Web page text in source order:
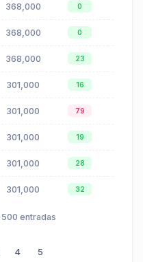
368,000 0
368,000 0
368,000 23
301,000 16
301,000 79
301,000 19
301,000 28
301,000 32
500 entradas
4 5